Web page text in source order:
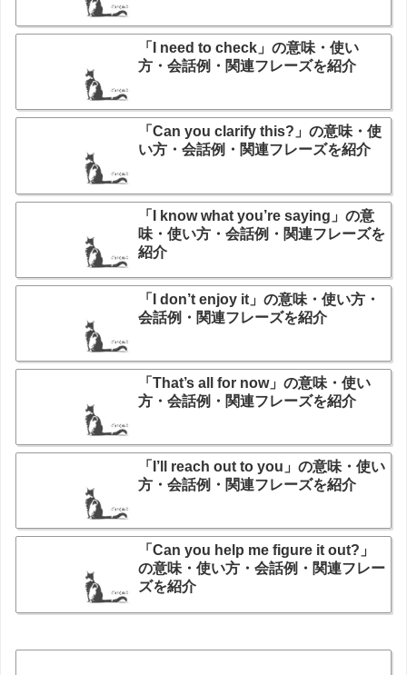
「I need to check」の意味・使い
方・会話例・関連フレーズを紹介
「Can you clarify this?」の意味・使
い方・会話例・関連フレーズを紹介
「I know what you’re saying」の意
味・使い方・会話例・関連フレーズを
紹介
「I don’t enjoy it」の意味・使い方・
会話例・関連フレーズを紹介
「That’s all for now」の意味・使い
方・会話例・関連フレーズを紹介
「I’ll reach out to you」の意味・使い
方・会話例・関連フレーズを紹介
「Can you help me figure it out?」
の意味・使い方・会話例・関連フレー
ズを紹介